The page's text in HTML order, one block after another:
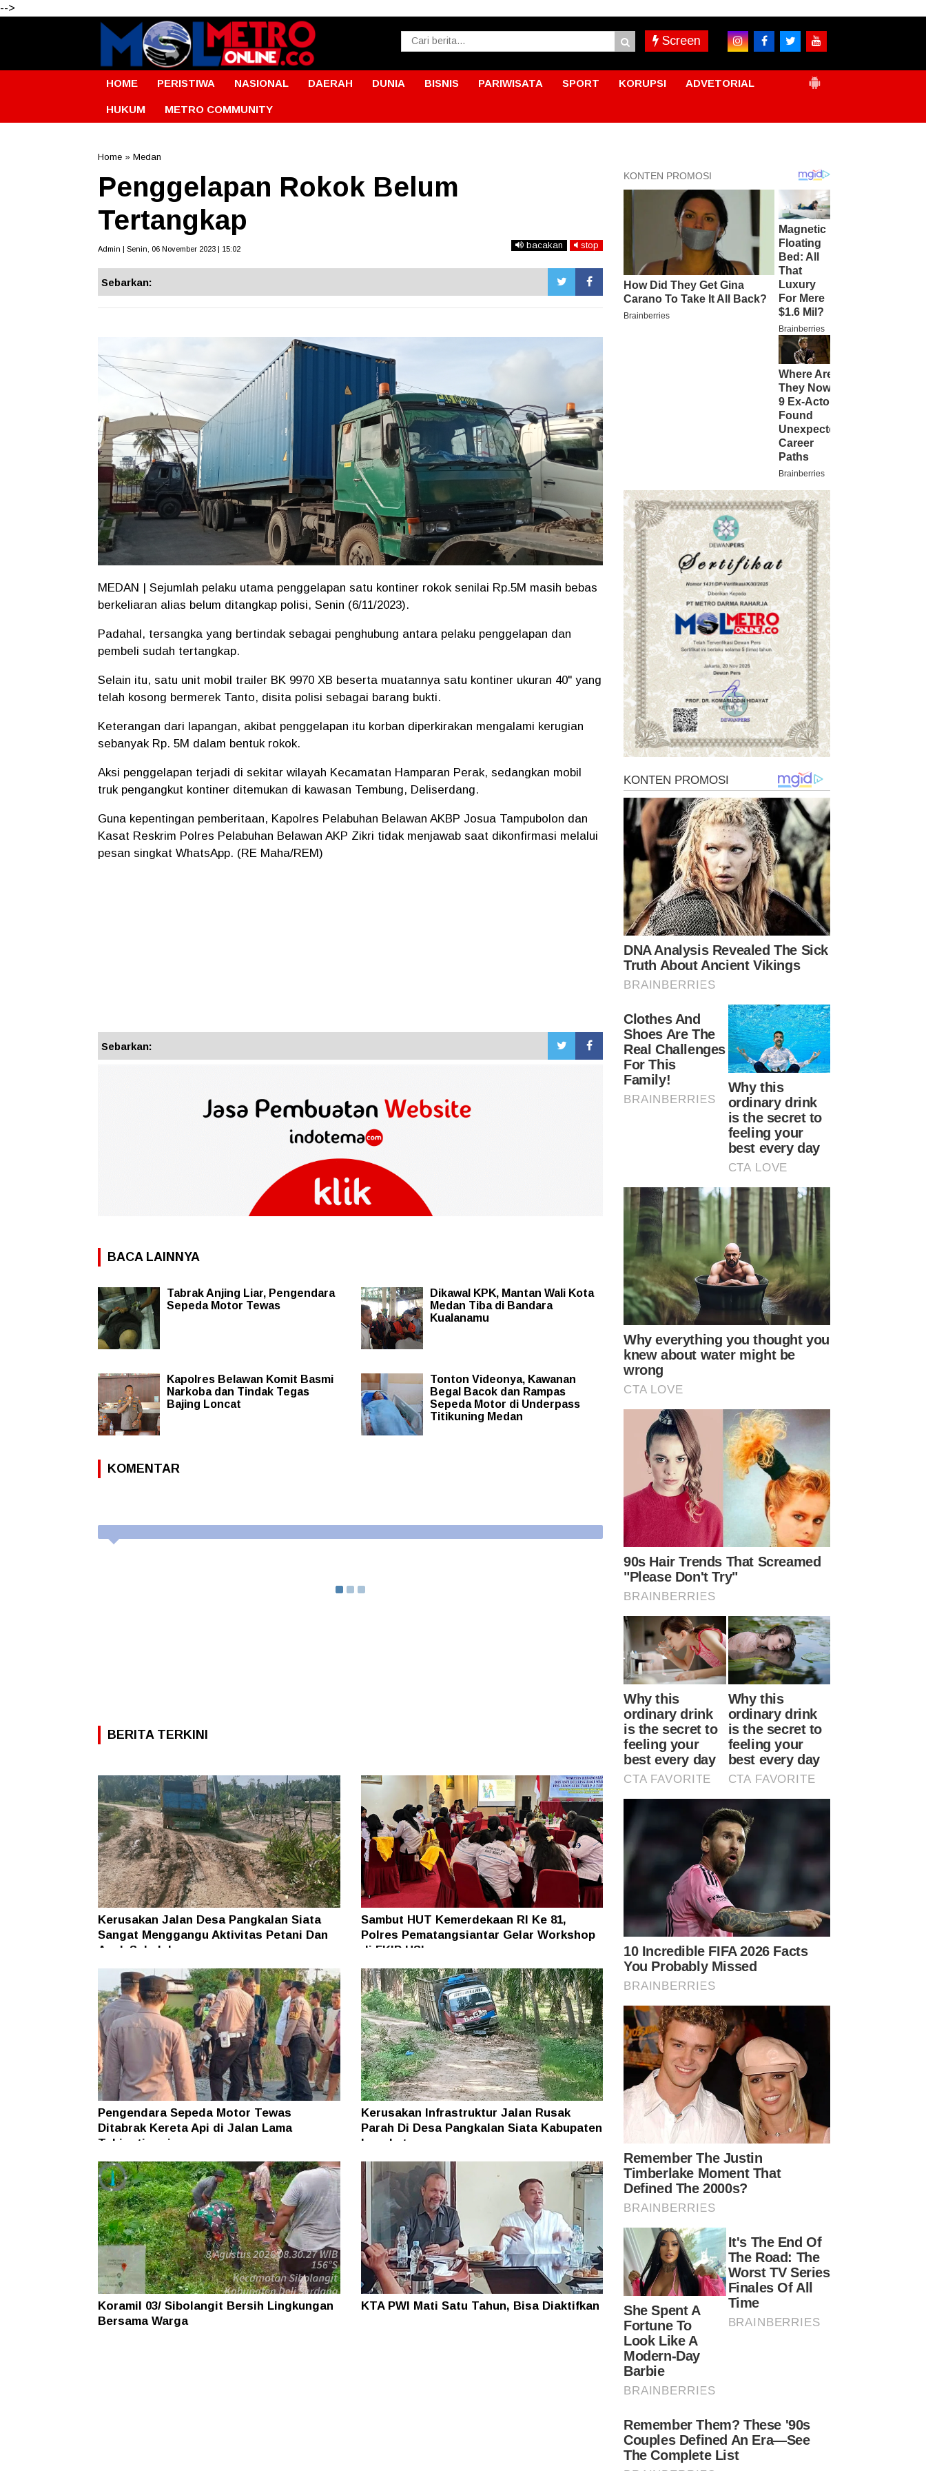
-->
Screen
HOME PERISTIWA NASIONAL DAERAH DUNIA BISNIS PARIWISATA SPORT KORUPSI ADVETORIAL
HUKUM METRO COMMUNITY
Home » Medan
Penggelapan Rokok Belum
Tertangkap
Admin | Senin, 06 November 2023 | 15:02 bacakan stop
Sebarkan:
MEDAN | Sejumlah pelaku utama penggelapan satu kontiner rokok senilai Rp.5M masih bebas
berkeliaran alias belum ditangkap polisi, Senin (6/11/2023).
Padahal, tersangka yang bertindak sebagai penghubung antara pelaku penggelapan dan
pembeli sudah tertangkap.
Selain itu, satu unit mobil trailer BK 9970 XB beserta muatannya satu kontiner ukuran 40" yang
telah kosong bermerek Tanto, disita polisi sebagai barang bukti.
Keterangan dari lapangan, akibat penggelapan itu korban diperkirakan mengalami kerugian
sebanyak Rp. 5M dalam bentuk rokok.
Aksi penggelapan terjadi di sekitar wilayah Kecamatan Hamparan Perak, sedangkan mobil
truk pengangkut kontiner ditemukan di kawasan Tembung, Deliserdang.
Guna kepentingan pemberitaan, Kapolres Pelabuhan Belawan AKBP Josua Tampubolon dan
Kasat Reskrim Polres Pelabuhan Belawan AKP Zikri tidak menjawab saat dikonfirmasi melalui
pesan singkat WhatsApp. (RE Maha/REM)
Sebarkan:
BACA LAINNYA
Tabrak Anjing Liar, Pengendara
Sepeda Motor Tewas
Dikawal KPK, Mantan Wali Kota
Medan Tiba di Bandara
Kualanamu
Kapolres Belawan Komit Basmi
Narkoba dan Tindak Tegas
Bajing Loncat
Tonton Videonya, Kawanan
Begal Bacok dan Rampas
Sepeda Motor di Underpass
Titikuning Medan
KOMENTAR
BERITA TERKINI
Kerusakan Jalan Desa Pangkalan Siata
Sangat Menggangu Aktivitas Petani Dan
Anak Sekolah
Sambut HUT Kemerdekaan RI Ke 81,
Polres Pematangsiantar Gelar Workshop
di FKIP USI
Pengendara Sepeda Motor Tewas
Ditabrak Kereta Api di Jalan Lama
Tebingtinggi
Kerusakan Infrastruktur Jalan Rusak
Parah Di Desa Pangkalan Siata Kabupaten
Langkat
Koramil 03/ Sibolangit Bersih Lingkungan
Bersama Warga
KTA PWI Mati Satu Tahun, Bisa Diaktifkan